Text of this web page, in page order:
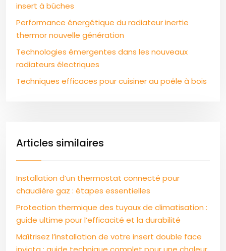
insert à bûches
Performance énergétique du radiateur inertie
thermor nouvelle génération
Technologies émergentes dans les nouveaux
radiateurs électriques
Techniques efficaces pour cuisiner au poêle à bois
Articles similaires
Installation d’un thermostat connecté pour
chaudière gaz : étapes essentielles
Protection thermique des tuyaux de climatisation :
guide ultime pour l’efficacité et la durabilité
Maîtrisez l’installation de votre insert double face